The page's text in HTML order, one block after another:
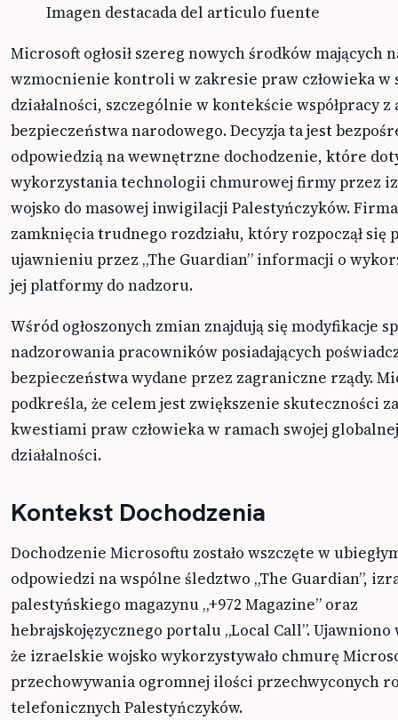
Imagen destacada del articulo fuente
Microsoft ogłosił szereg nowych środków mających
wzmocnienie kontroli w zakresie praw człowieka w
działalności, szczególnie w kontekście współpracy z
bezpieczeństwa narodowego. Decyzja ta jest
odpowiedzią na wewnętrzne dochodzenie, które
wykorzystania technologii chmurowej firmy przez
wojsko do masowej inwigilacji Palestyńczyków.
zamknięcia trudnego rozdziału, który rozpoczął się
ujawnieniu przez „The Guardian” informacji o
jej platformy do nadzoru.
Wśród ogłoszonych zmian znajdują się modyfikacje
nadzorowania pracowników posiadających
bezpieczeństwa wydane przez zagraniczne rządy.
podkreśla, że celem jest zwiększenie skuteczności
kwestiami praw człowieka w ramach swojej globalnej
działalności.
Kontekst Dochodzenia
Dochodzenie Microsoftu zostało wszczęte w
odpowiedzi na wspólne śledztwo „The Guardian”,
palestyńskiego magazynu „+972 Magazine” oraz
hebrajskojęzycznego portalu „Local Call”. Ujawniono
że izraelskie wojsko wykorzystywało chmurę
przechowywania ogromnej ilości przechwyconych
telefonicznych Palestyńczyków.